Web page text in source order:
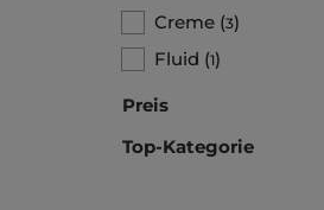
Creme (3)
Fluid (1)
Preis
Top-Kategorie